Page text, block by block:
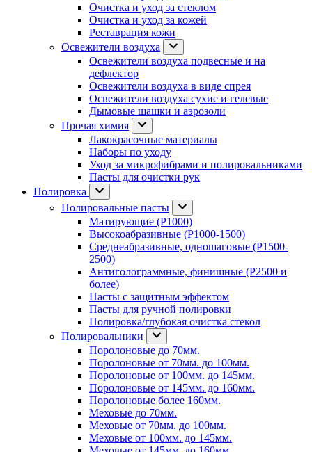
Очистка и уход за стеклом
Очистка и уход за кожей
Реставрация кожи
Освежители воздуха
Освежители воздуха подвесные и на
дефлектор
Освежители воздуха в виде спрея
Освежители воздуха сухие и гелевые
Дымовые шашки и аэрозоли
Прочая химия
Лакокрасочные материалы
Наборы по уходу
Уход за микрофибрами и полировальниками
Пасты для очистки рук
Полировка
Полировальные пасты
Матирующие (P1000)
Высокоабразивные (P1000-1500)
Среднеабразивные, одношаговые (P1500-
2500)
Антиголограммные, финишные (P2500 и
более)
Пасты с защитным эффектом
Пасты для ручной полировки
Полировка/глубокая очистка стекол
Полировальники
Поролоновые до 70мм.
Поролоновые от 70мм. до 100мм.
Поролоновые от 100мм. до 145мм.
Поролоновые от 145мм. до 160мм.
Поролоновые более 160мм.
Меховые до 70мм.
Меховые от 70мм. до 100мм.
Меховые от 100мм. до 145мм.